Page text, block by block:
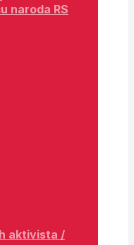
naroda RS
aktivista /